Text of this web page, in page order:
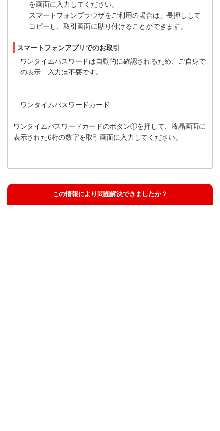
を画面に入力してください。
スマートフォンブラウザをご利用の場合は、長押しして
コピーし、取引画面に貼り付けることができます。
スマートフォンアプリでのお取引
ワンタイムパスワードは自動的に確認されるため、ご自身で
の表示・入力は不要です。
ワンタイムパスワードカード
ワンタイムパスワードカードのボタン①を押して、液晶画面に
表示された6桁の数字を取引画面に入力してください。
この情報により問題解決できましたか？